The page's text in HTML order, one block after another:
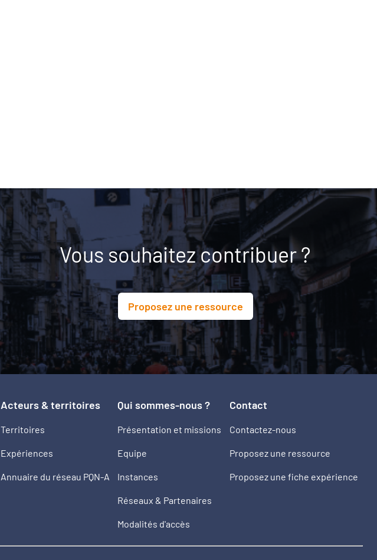
Vous souhaitez contribuer ?
Proposez une ressource
Acteurs & territoires
Territoires
Expériences
Annuaire du réseau PQN-A
Qui sommes-nous ?
Présentation et missions
Equipe
Instances
Réseaux & Partenaires
Modalités d'accès
Contact
Contactez-nous
Proposez une ressource
Proposez une fiche expérience